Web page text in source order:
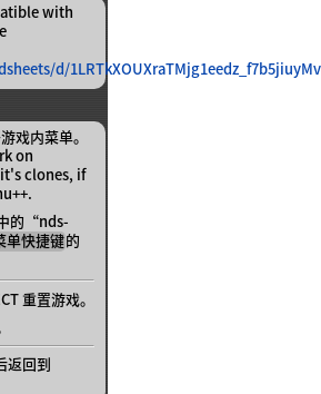
with
d/
戏内菜单。
on
clones, if
的“nds-
单快捷键的
重置游戏。
回到